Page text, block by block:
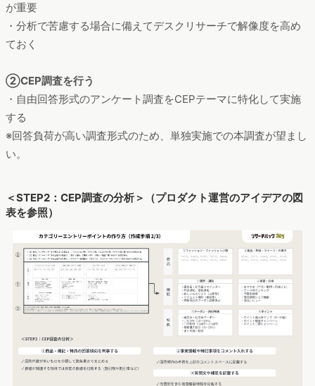
が重要
・分析で苦慮する場合に備えてデスクリサーチで解像度を高め
ておく
②CEP調査を行う
・自由回答形式のアンケート調査をCEPテーマに特化して実施
する
※回答負荷が高い調査形式のため、単独実施での本調査が望まし
い。
＜STEP2：CEP調査の分析＞（プロダクト運営のアイデアの図
表を参照）